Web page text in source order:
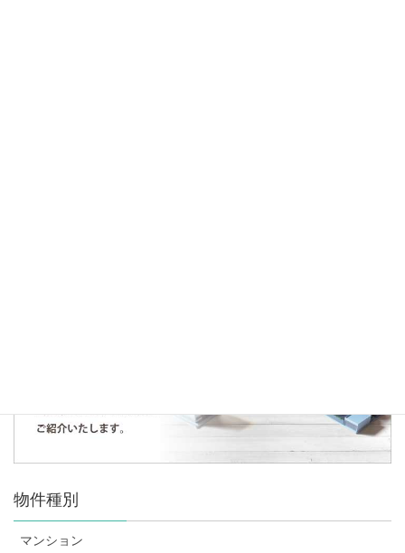
物件種別
マンション